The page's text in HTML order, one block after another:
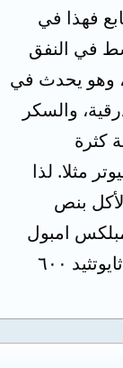
فهذا في
في النفق
وهو يحدث في
والسكر
كثرة
مثلا. لذا
بنص
امبول
ديبوفيت عضل كل اسبوع و كبسولات ثايوتثيد ٦٠٠